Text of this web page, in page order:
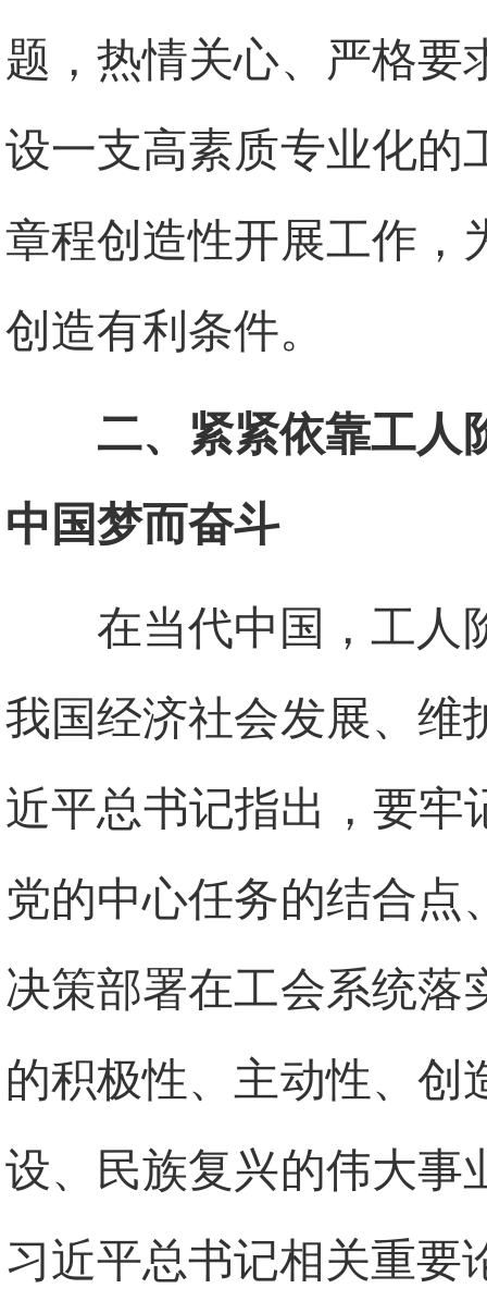
题，热情关心、严格要
设一支高素质专业化的
章程创造性开展工作，
创造有利条件。
二、紧紧依靠工人
中国梦而奋斗
在当代中国，工人
我国经济社会发展、维
近平总书记指出，要牢
党的中心任务的结合点
决策部署在工会系统落
的积极性、主动性、创
设、民族复兴的伟大事
习近平总书记相关重要